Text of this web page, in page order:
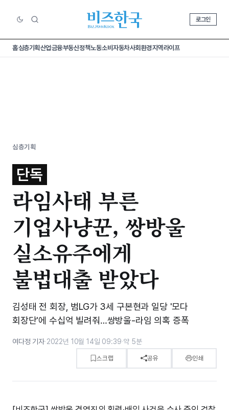
로그인
홈심층기획산업금융부동산정책노동소비 자동차사회환경지역라이프
심층기획
단독
라임사태 부른
기업사냥꾼, 쌍방울
실소유주에게
불법대출 받았다
김성태 전 회장, 범LG가 3세 구본현과 일당 '모다
회장단'에 수십억 빌려줘…쌍방울-라임 의혹 증폭
여다정 기자·2022년 10월 14일 09:39·약 5분
스크랩 공유 인쇄